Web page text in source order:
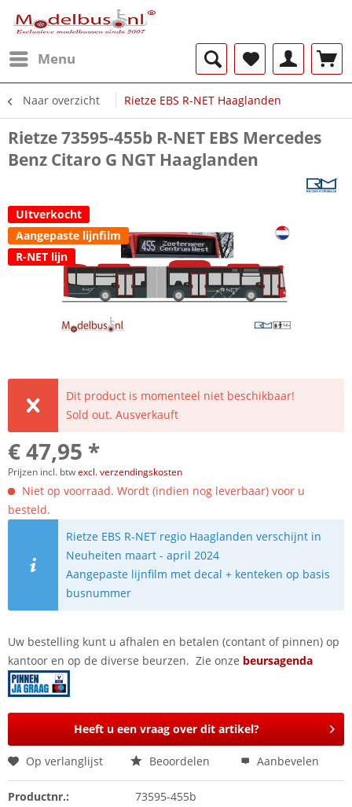
Menu
Naar overzicht Rietze EBS R-NET Haaglanden
Rietze 73595-455b R-NET EBS Mercedes
Benz Citaro G NGT Haaglanden
UItverkocht
Aangepaste lijnfilm
R-NET lijn
Dit product is momenteel niet beschikbaar!
Sold out. Ausverkauft
€ 47,95 *
Prijzen incl. btwexcl. verzendingskosten
Niet op voorraad. Wordt (indien nog leverbaar) voor u
besteld.
Rietze EBS R-NET regio Haaglanden verschijnt in
Neuheiten maart - april 2024
Aangepaste lijnfilm met decal + kenteken op basis
busnummer
Uw bestelling kunt u afhalen en betalen (contant of pinnen) op
kantoor en op de diverse beurzen. Zie onze beursagenda
Heeft u een vraag over dit artikel?
Op verlanglijst Beoordelen Aanbevelen
Productnr.:
73595-455b